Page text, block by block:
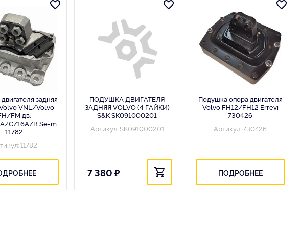
задняя
VNL/Volvo
FM дв.
C/16A/B Se-m
11782
11782
ПОДУШКА ДВИГАТЕЛЯ
ЗАДНЯЯ VOLVO (4 ГАЙКИ)
S&K SK091000201
Артикул: SK091000201
7 380 ₽
Подушка опора двигателя
Volvo FH12/FH12 Errevi
730426
Артикул: 730426
ПОДРОБНЕЕ